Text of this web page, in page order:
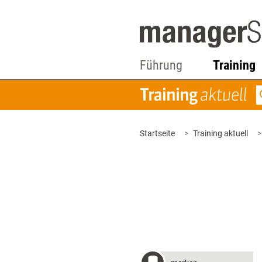
Führung Training
Startseite Training aktuell